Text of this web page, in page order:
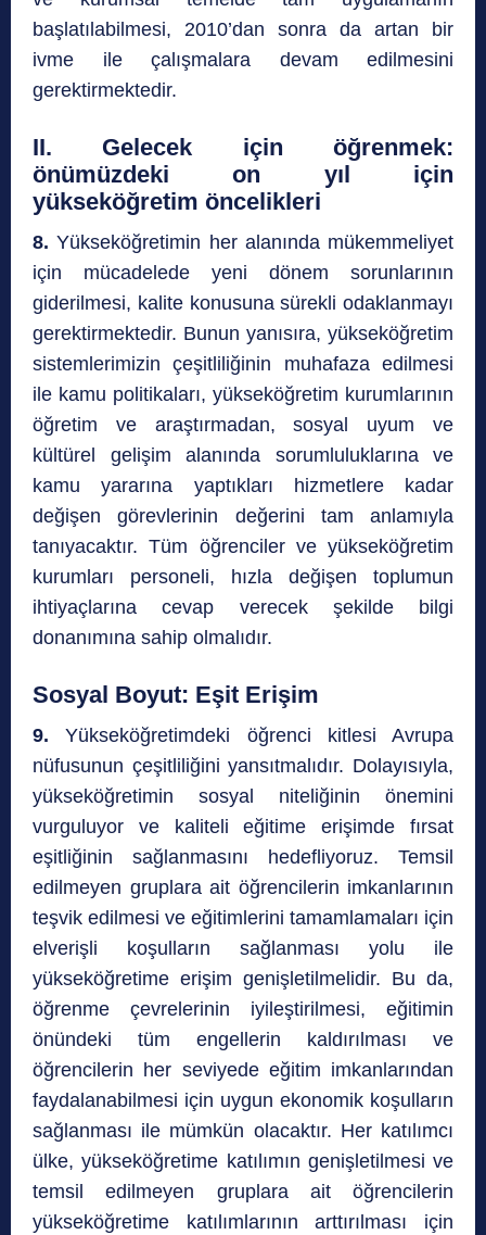
başlatılabilmesi, 2010’dan sonra da artan bir
ivme ile çalışmalara devam edilmesini
gerektirmektedir.
II. Gelecek için öğrenmek:
önümüzdeki on yıl için
yükseköğretim öncelikleri
8. Yükseköğretimin her alanında mükemmeliyet
için mücadelede yeni dönem sorunlarının
giderilmesi, kalite konusuna sürekli odaklanmayı
gerektirmektedir. Bunun yanısıra, yükseköğretim
sistemlerimizin çeşitliliğinin muhafaza edilmesi
ile kamu politikaları, yükseköğretim kurumlarının
öğretim ve araştırmadan, sosyal uyum ve
kültürel gelişim alanında sorumluluklarına ve
kamu yararına yaptıkları hizmetlere kadar
değişen görevlerinin değerini tam anlamıyla
tanıyacaktır. Tüm öğrenciler ve yükseköğretim
kurumları personeli, hızla değişen toplumun
ihtiyaçlarına cevap verecek şekilde bilgi
donanımına sahip olmalıdır.
Sosyal Boyut: Eşit Erişim
9. Yükseköğretimdeki öğrenci kitlesi Avrupa
nüfusunun çeşitliliğini yansıtmalıdır. Dolayısıyla,
yükseköğretimin sosyal niteliğinin önemini
vurguluyor ve kaliteli eğitime erişimde fırsat
eşitliğinin sağlanmasını hedefliyoruz. Temsil
edilmeyen gruplara ait öğrencilerin imkanlarının
teşvik edilmesi ve eğitimlerini tamamlamaları için
elverişli koşulların sağlanması yolu ile
yükseköğretime erişim genişletilmelidir. Bu da,
öğrenme çevrelerinin iyileştirilmesi, eğitimin
önündeki tüm engellerin kaldırılması ve
öğrencilerin her seviyede eğitim imkanlarından
faydalanabilmesi için uygun ekonomik koşulların
sağlanması ile mümkün olacaktır. Her katılımcı
ülke, yükseköğretime katılımın genişletilmesi ve
temsil edilmeyen gruplara ait öğrencilerin
yükseköğretime katılımlarının arttırılması için